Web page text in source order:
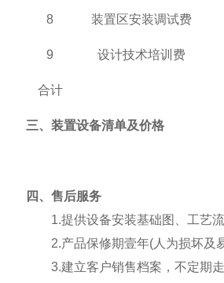
8 装置区安装调试费
9 设计技术培训费
合计
三、装置设备清单及价格
四、 售后服务
1.提供设备安装基础图、工艺
2.产品保修期壹年(人为损坏及
3.建立客户销售档案，不定期